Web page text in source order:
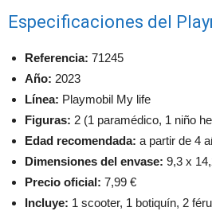
Especificaciones del
Referencia: 71245
Año: 2023
Línea: Playmobil My life
Figuras: 2 (1 paramédico, 1 niño
Edad recomendada: a partir de 4
Dimensiones del envase: 9,3 x
Precio oficial: 7,99 €
Incluye: 1 scooter, 1 botiquín, 2